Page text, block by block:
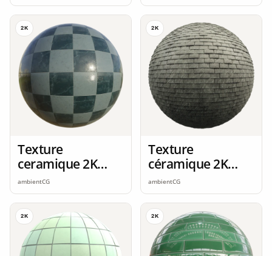
2K
Texture
ceramique 2K
seamless
ambientCG
2K
Texture
céramique 2K
seamless
ambientCG
2K 2K